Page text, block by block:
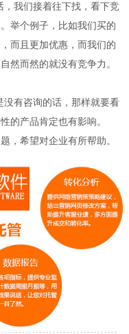
我们接着往下找，看下竞
举个例子，比如我们买的
而且更加优惠，而我们的
然而然的就没有竞争力。
有咨询的话，那样就要看
的产品肯定也有影响。
，希望对企业有所帮助。